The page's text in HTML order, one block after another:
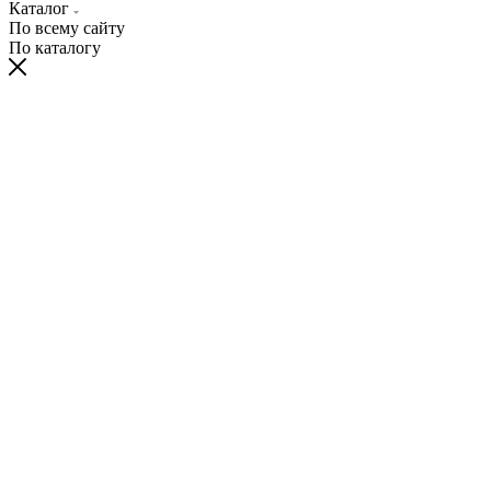
Каталог
По всему сайту
По каталогу